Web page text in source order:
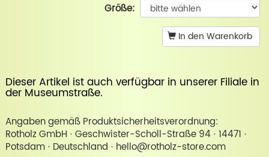
Größe:
In den Warenkorb
Dieser Artikel ist auch verfügbar in unserer Filiale in
der Museumstraße.
Angaben gemäß Produktsicherheitsverordnung:
Rotholz GmbH · Geschwister-Scholl-Straße 94 · 14471 ·
Potsdam · Deutschland · hello@rotholz-store.com